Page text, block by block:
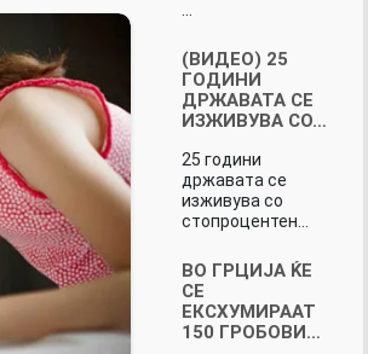
(ВИДЕО) 25
ГОДИНИ
ДРЖАВАТА СЕ
ИЗЖИВУВА СО…
25 години
државата се
изживува со
стопроцентен…
ВО ГРЦИЈА ЌЕ
СЕ
ЕКСХУМИРААТ
150 ГРОБОВИ…